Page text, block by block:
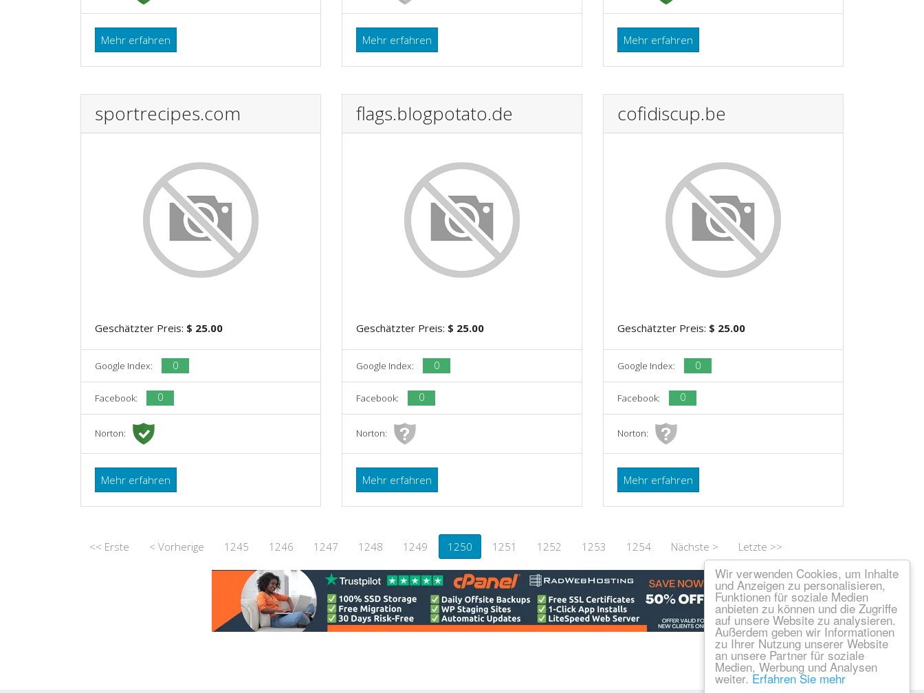
Wir verwenden Cookies, um Inhalte
und Anzeigen zu personalisieren,
Funktionen für soziale Medien
anbieten zu können und die Zugriffe
auf unsere Website zu analysieren.
Außerdem geben wir Informationen
zu Ihrer Nutzung unserer Website
an unsere Partner für soziale
Medien, Werbung und Analysen
weiter. Erfahren Sie mehr
Mehr erfahren Mehr erfahren Mehr erfahren
sportrecipes.com
Geschätzter Preis: $ 25.00
Google Index: 0
Facebook: 0
Norton:
Mehr erfahren
flags.blogpotato.de
Geschätzter Preis: $ 25.00
Google Index: 0
Facebook: 0
Norton:
Mehr erfahren
cofidiscup.be
Geschätzter Preis: $ 25.00
Google Index: 0
Facebook: 0
Norton:
Mehr erfahren
<< Erste < Vorherige 1245 1246 1247 1248 1249 1250 1251 1252 1253 1254 Nächste > Letzte >>